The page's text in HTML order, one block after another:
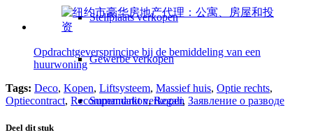
Stellplaats verkopen
Gewerbe verkopen
Supermarkt verkopen
Opdrachtgeversprincipe bij de bemiddeling van een
huurwoning
Tags: Deco, Kopen, Liftsysteem, Massief huis, Optie rechts,
Optiecontract, Recommandation,Regali, Заявление о разводе
Deel dit stuk